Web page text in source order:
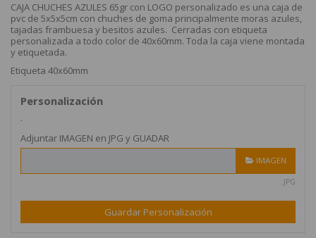
CAJA CHUCHES AZULES 65gr con LOGO personalizado es una caja de
pvc de 5x5x5cm con chuches de goma principalmente moras azules,
tajadas frambuesa y besitos azules. Cerradas con etiqueta
personalizada a todo color de 40x60mm. Toda la caja viene montada
y etiquetada.
Etiqueta 40x60mm
Personalización
.
Adjuntar IMAGEN en JPG y GUADAR
IMAGEN
.JPG
Guardar Personalización